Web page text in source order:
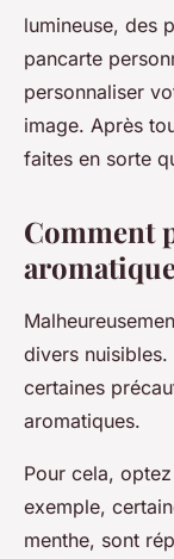
lumineuse, des
pancarte
personnaliser
image. Après
faites en sorte
Comment
divers
certaines
aromatiques.
Pour cela,
exemple,
menthe, sont